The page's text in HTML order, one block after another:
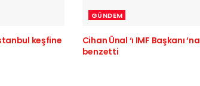
keşfine
GÜNDEM
Cihan Ünal ‘ı IMF Başkanı ‘na
benzetti